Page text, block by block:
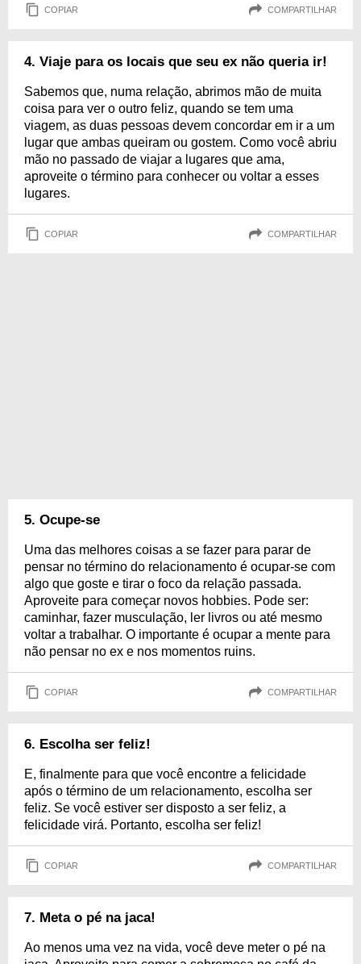
COPIAR COMPARTILHAR
4. Viaje para os locais que seu ex não queria ir!
Sabemos que, numa relação, abrimos mão de muita
coisa para ver o outro feliz, quando se tem uma
viagem, as duas pessoas devem concordar em ir a um
lugar que ambas queiram ou gostem. Como você abriu
mão no passado de viajar a lugares que ama,
aproveite o término para conhecer ou voltar a esses
lugares.
COPIAR COMPARTILHAR
5. Ocupe-se
Uma das melhores coisas a se fazer para parar de
pensar no término do relacionamento é ocupar-se com
algo que goste e tirar o foco da relação passada.
Aproveite para começar novos hobbies. Pode ser:
caminhar, fazer musculação, ler livros ou até mesmo
voltar a trabalhar. O importante é ocupar a mente para
não pensar no ex e nos momentos ruins.
COPIAR COMPARTILHAR
6. Escolha ser feliz!
E, finalmente para que você encontre a felicidade
após o término de um relacionamento, escolha ser
feliz. Se você estiver ser disposto a ser feliz, a
felicidade virá. Portanto, escolha ser feliz!
COPIAR COMPARTILHAR
7. Meta o pé na jaca!
Ao menos uma vez na vida, você deve meter o pé na